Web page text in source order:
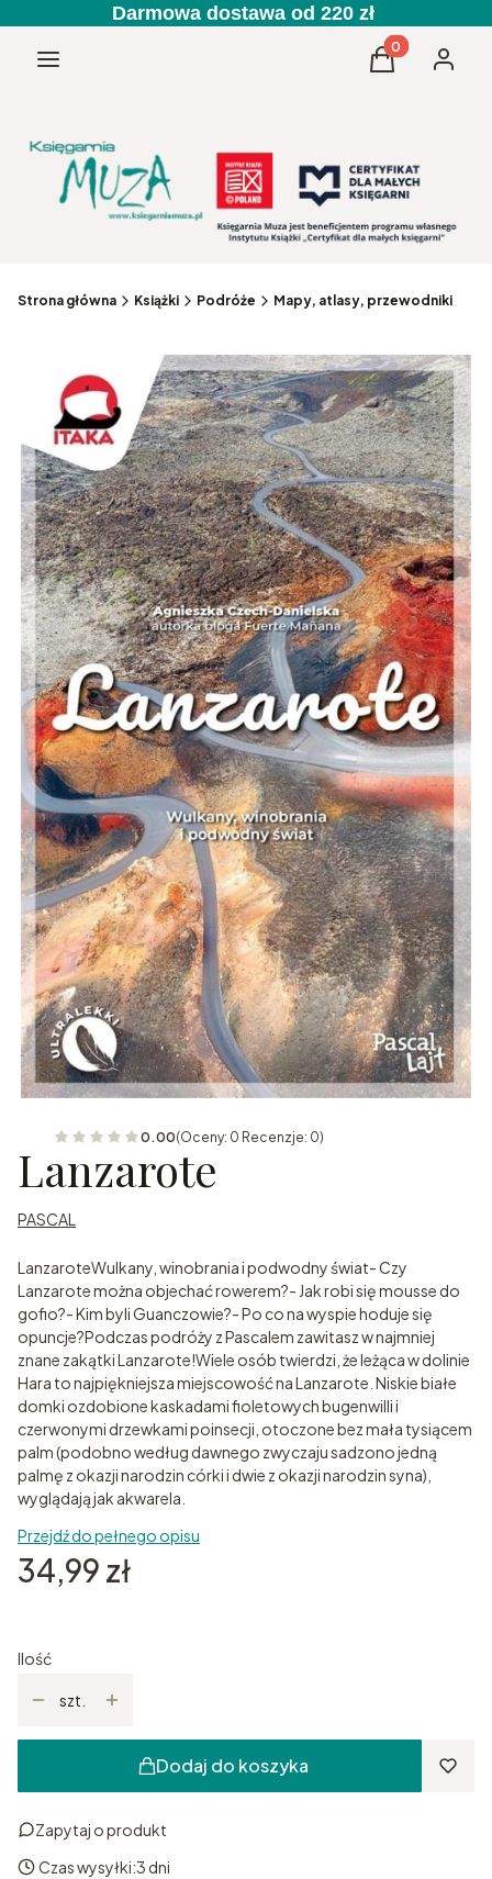
Darmowa dostawa od 220 zł
Menu Produkty w
Koszyk
Strona główna Książki Podróże Mapy, atlasy, przewodniki
0.00(Oceny: 0 Recenzje: 0)
Lanzarote
PASCAL
LanzaroteWulkany, winobrania i podwodny świat- Czy
Lanzarote można objechać rowerem?- Jak robi się mousse do
gofio?- Kim byli Guanczowie?- Po co na wyspie hoduje się
opuncje?Podczas podróży z Pascalem zawitasz w najmniej
znane zakątki Lanzarote!Wiele osób twierdzi, że leżąca w dolinie
Hara to najpiękniejsza miejscowość na Lanzarote. Niskie białe
domki ozdobione kaskadami fioletowych bugenwilli i
czerwonymi drzewkami poinsecji, otoczone bez mała tysiącem
palm (podobno według dawnego zwyczaju sadzono jedną
palmę z okazji narodzin córki i dwie z okazji narodzin syna),
wyglądają jak akwarela.
Przejdź do pełnego opisu
Cena
34,99 zł
Ilość
szt.
Dodaj do koszyka
Zapytaj o produkt
Czas wysyłki:3 dni